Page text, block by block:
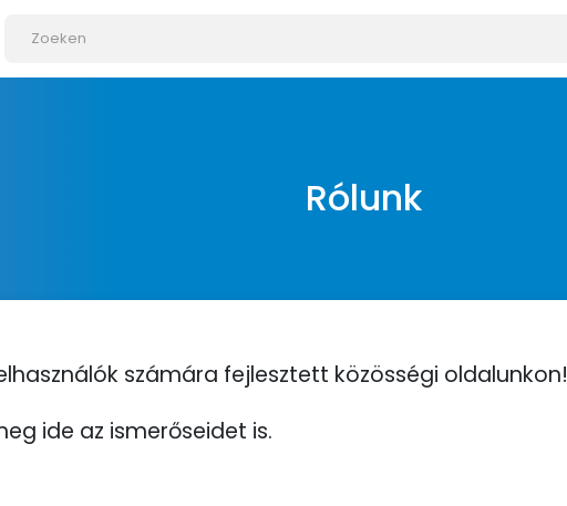
Rólunk
számára fejlesztett közösségi oldalunkon!
ide az ismerőseidet is.